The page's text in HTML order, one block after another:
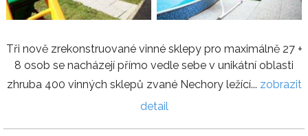
Tři nově zrekonstruované vinné sklepy pro maximálně 27 +
8 osob se nacházejí přímo vedle sebe v unikátní oblasti
zhruba 400 vinných sklepů zvané Nechory ležící... zobrazit
detail